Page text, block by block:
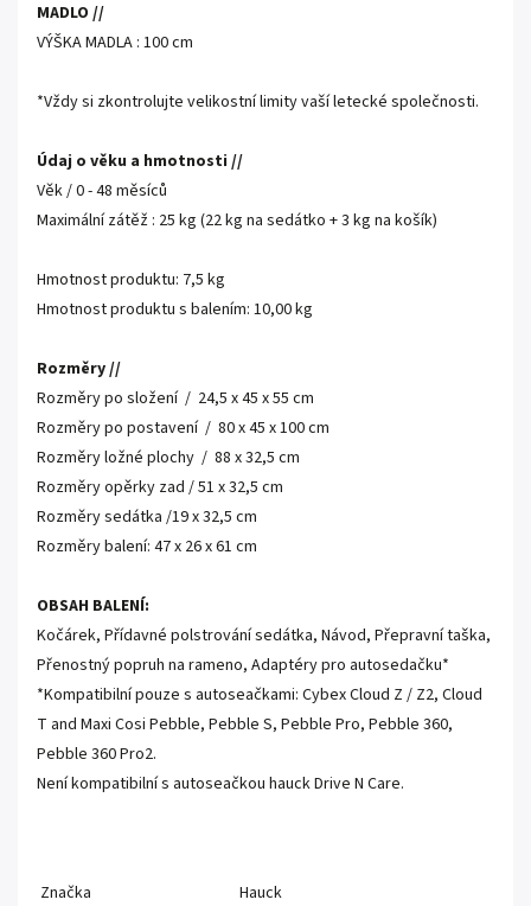
MADLO //
VÝŠKA MADLA : 100 cm
*Vždy si zkontrolujte velikostní limity vaší letecké společnosti.
Údaj o věku a hmotnosti //
Věk / 0 - 48 měsíců
Maximální zátěž : 25 kg (22 kg na sedátko + 3 kg na košík)
Hmotnost produktu: 7,5 kg
Hmotnost produktu s balením: 10,00 kg
Rozměry //
Rozměry po složení / 24,5 x 45 x 55 cm
Rozměry po postavení / 80 x 45 x 100 cm
Rozměry ložné plochy / 88 x 32,5 cm
Rozměry opěrky zad / 51 x 32,5 cm
Rozměry sedátka /19 x 32,5 cm
Rozměry balení: 47 x 26 x 61 cm
OBSAH BALENÍ:
Kočárek, Přídavné polstrování sedátka, Návod, Přepravní taška,
Přenostný popruh na rameno, Adaptéry pro autosedačku*
*Kompatibilní pouze s autoseačkami: Cybex Cloud Z / Z2, Cloud
T and Maxi Cosi Pebble, Pebble S, Pebble Pro, Pebble 360,
Pebble 360 Pro2.
Není kompatibilní s autoseačkou hauck Drive N Care.
Značka
Hauck